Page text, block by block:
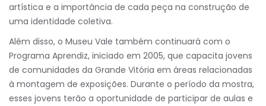
artística e a importância de cada peça na construção de
uma identidade coletiva.
Além disso, o Museu Vale também continuará com o
Programa Aprendiz, iniciado em 2005, que capacita jovens
de comunidades da Grande Vitória em áreas relacionadas
à montagem de exposições. Durante o período da mostra,
esses jovens terão a oportunidade de participar de aulas e